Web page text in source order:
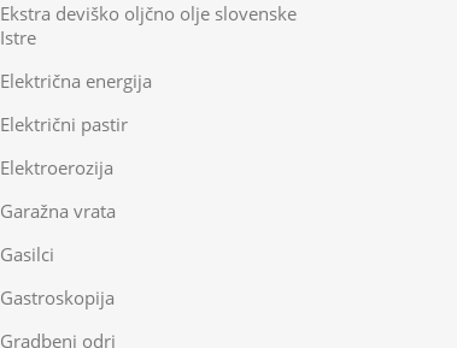
Ekstra deviško oljčno olje slovenske
Istre
Električna energija
Električni pastir
Elektroerozija
Garažna vrata
Gasilci
Gastroskopija
Gradbeni odri